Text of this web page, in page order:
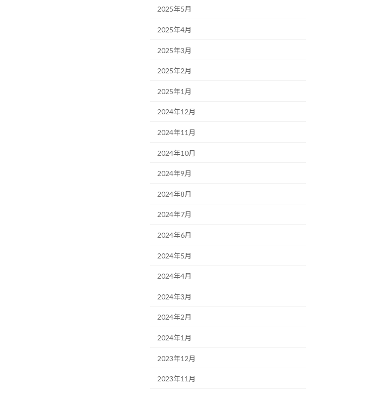
2025年5月
2025年4月
2025年3月
2025年2月
2025年1月
2024年12月
2024年11月
2024年10月
2024年9月
2024年8月
2024年7月
2024年6月
2024年5月
2024年4月
2024年3月
2024年2月
2024年1月
2023年12月
2023年11月